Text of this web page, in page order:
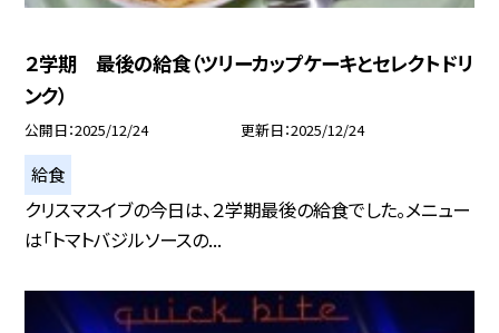
２学期 最後の給食（ツリーカップケーキとセレクトドリ
ンク）
公開日 2025/12/24 更新日 2025/12/24
給食
クリスマスイブの今日は、２学期最後の給食でした。メニュー
は「トマトバジルソースの...